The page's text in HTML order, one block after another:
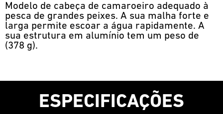
Modelo de cabeça de camaroeiro adequado à
pesca de grandes peixes. A sua malha forte e
larga permite escoar a água rapidamente. A
sua estrutura em alumínio tem um peso de
(378 g).
ESPECIFICAÇÕES